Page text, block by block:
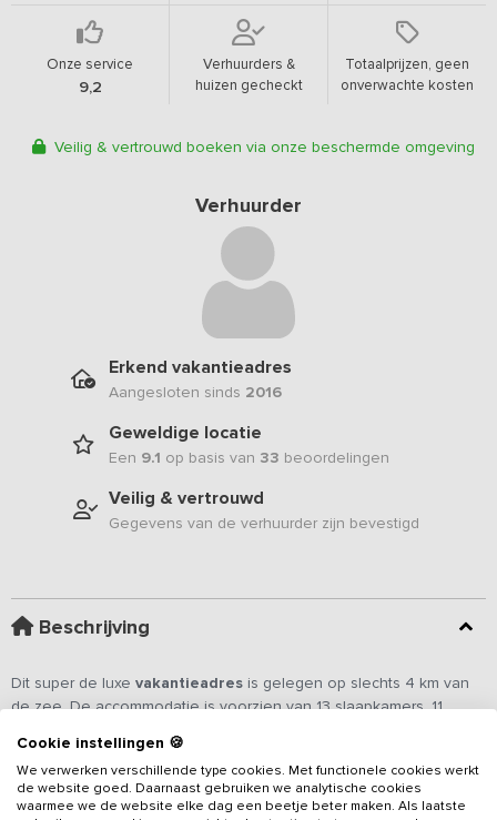
Onze service
9,2
Verhuurders &
huizen gecheckt
Totaalprijzen, geen
onverwachte kosten
Veilig & vertrouwd boeken via onze beschermde omgeving
Verhuurder
Erkend vakantieadres
Aangesloten sinds 2016
Geweldige locatie
Een 9.1 op basis van 33 beoordelingen
Veilig & vertrouwd
Gegevens van de verhuurder zijn bevestigd
Beschrijving
Dit super de luxe vakantieadres is gelegen op slechts 4 km van
de zee. De accommodatie is voorzien van 13 slaapkamers, 11
twee kookeilanden en een grote eetruimte met lange eettafel.
Het vakantieadres is geschikt voor maximaal 30 personen en
bestaat uit een hoofdgebouw en een extra vakantiehuis (intern
Lees meer
Cookie instellingen 🍪
We verwerken verschillende type cookies. Met functionele cookies werkt
de website goed. Daarnaast gebruiken we analytische cookies
waarmee we de website elke dag een beetje beter maken. Als laatste